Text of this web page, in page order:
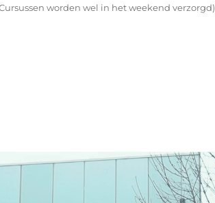
worden wel in het weekend verzorgd)